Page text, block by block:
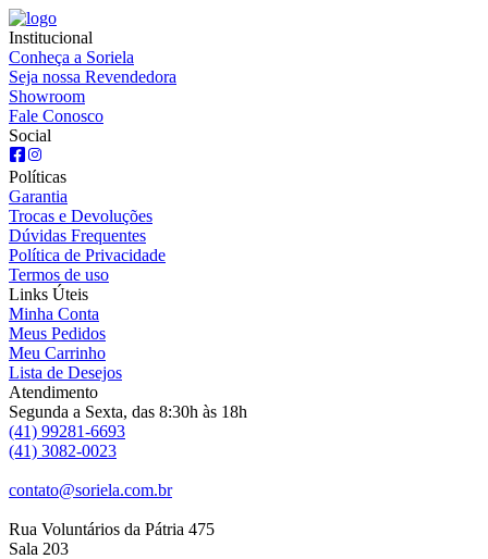
Institucional
Conheça a Soriela
Seja nossa Revendedora
Showroom
Fale Conosco
Social
Políticas
Garantia
Trocas e Devoluções
Dúvidas Frequentes
Política de Privacidade
Termos de uso
Links Úteis
Minha Conta
Meus Pedidos
Meu Carrinho
Lista de Desejos
Atendimento
Segunda a Sexta, das 8:30h às 18h
(41) 99281-6693
(41) 3082-0023
contato@soriela.com.br
Rua Voluntários da Pátria 475
Sala 203